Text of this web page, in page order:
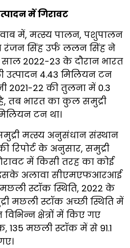
में गिरावट
में, मत्स्य पालन, पशुपालन
रंजन सिंह उर्फ ललन सिंह ने
2022-23 के दौरान भारत
4.43 मिलियन टन
2021-22 की तुलना में 0.3
तब भारत का कुल समुद्री
टन था।
मत्स्य अनुसंधान संस्थान
के अनुसार, समुद्री
में किसी तरह का कोई
इसके अलावा सीएमएफआरआई
मछली स्टॉक स्थिति, 2022 के
मछली स्टॉक अच्छी स्थिति में
क्षेत्रों में किए गए
मछली स्टॉक में से 91.1